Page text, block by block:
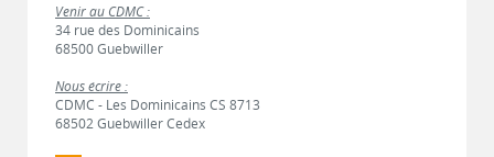
Venir au CDMC :
34 rue des Dominicains
68500 Guebwiller
Nous écrire :
CDMC - Les Dominicains CS 8713
68502 Guebwiller Cedex